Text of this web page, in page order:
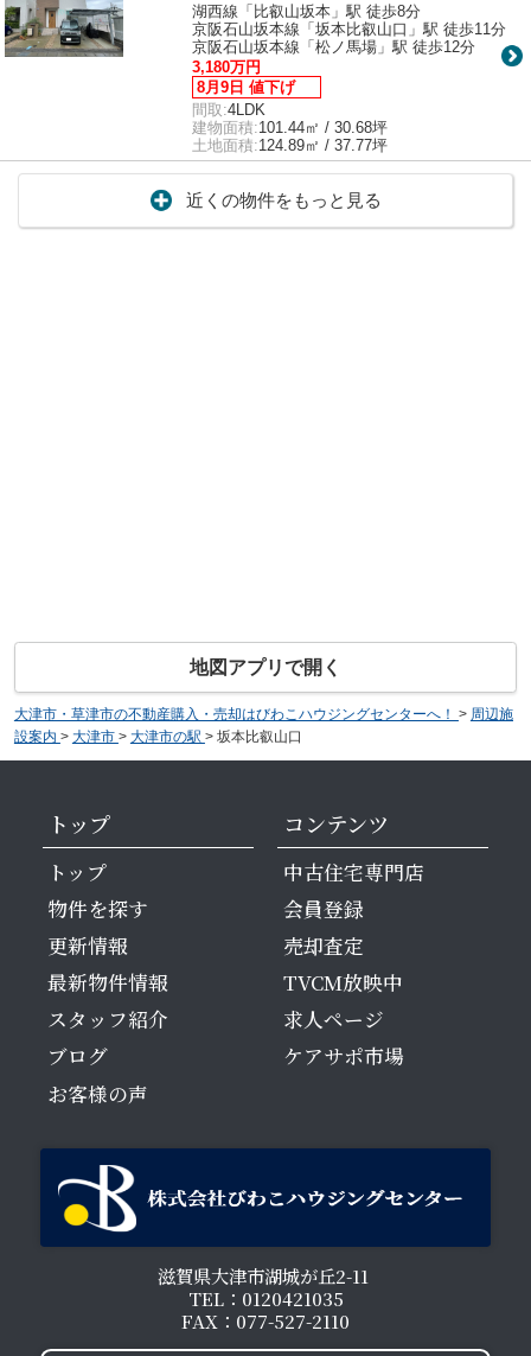
湖西線「比叡山坂本」駅 徒歩8分
京阪石山坂本線「坂本比叡山口」駅 徒歩11分
京阪石山坂本線「松ノ馬場」駅 徒歩12分
3,180万円
8月9日 値下げ
間取:4LDK
建物面積:101.44㎡ / 30.68坪
土地面積:124.89㎡ / 37.77坪
近くの物件をもっと見る
地図アプリで開く
大津市・草津市の不動産購入・売却はびわこハウジングセンターへ！ > 周辺施
設案内 > 大津市 > 大津市の駅 > 坂本比叡山口
トップ
トップ
物件を探す
更新情報
最新物件情報
スタッフ紹介
ブログ
お客様の声
コンテンツ
中古住宅専門店
会員登録
売却査定
TVCM放映中
求人ページ
ケアサポ市場
滋賀県大津市湖城が丘2-11
TEL：0120421035
FAX：077-527-2110